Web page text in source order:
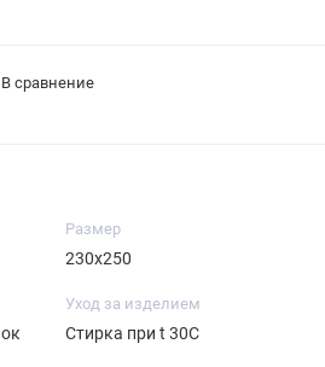
В сравнение
Размер
230х250
Уход за изделием
Стирка при t 30С